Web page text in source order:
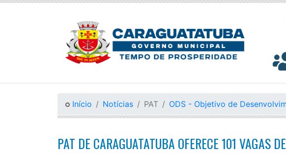
Início Notícias PAT ODS - Objetivo de
PAT DE CARAGUATATUBA OFERECE 101 VAGAS